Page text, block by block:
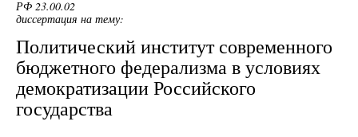
РФ 23.00.02
диссертация на тему:
Политический институт современного
бюджетного федерализма в условиях
демократизации Российского
государства